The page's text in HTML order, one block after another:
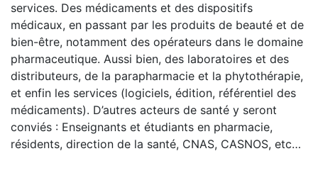
services. Des médicaments et des dispositifs
médicaux, en passant par les produits de beauté et de
bien-être, notamment des opérateurs dans le domaine
pharmaceutique. Aussi bien, des laboratoires et des
distributeurs, de la parapharmacie et la phytothérapie,
et enfin les services (logiciels, édition, référentiel des
médicaments). D’autres acteurs de santé y seront
conviés : Enseignants et étudiants en pharmacie,
résidents, direction de la santé, CNAS, CASNOS, etc…